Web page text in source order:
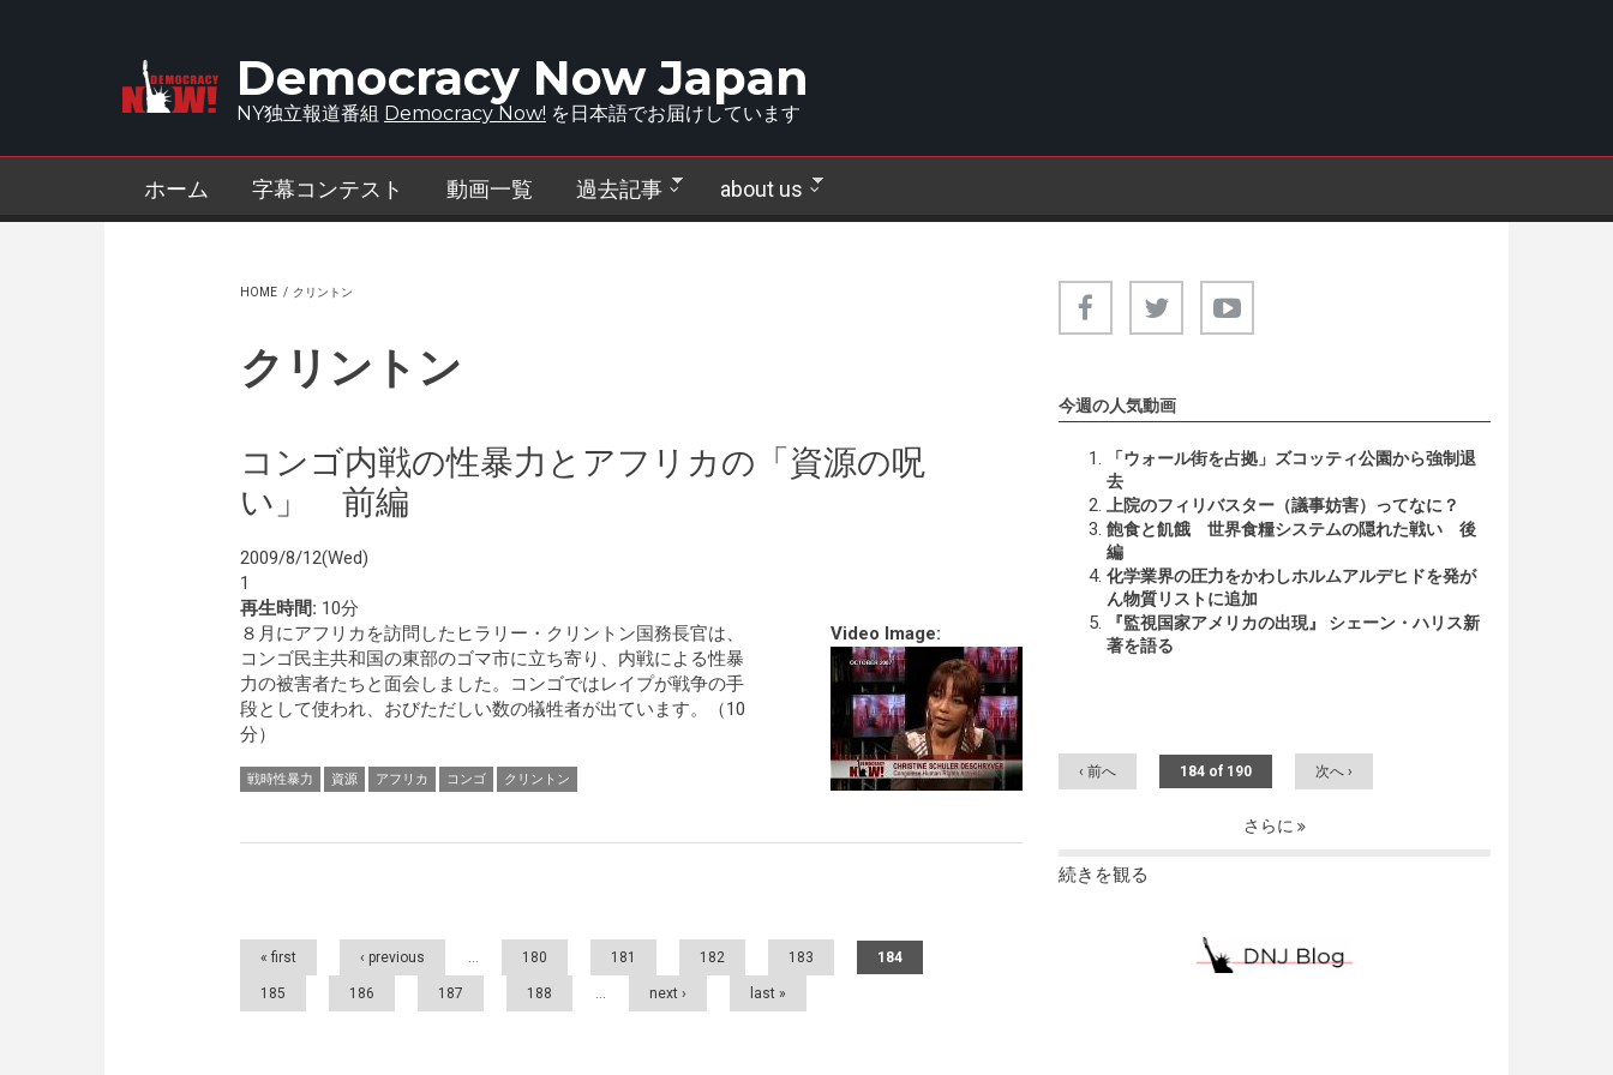
Democracy Now Japan
NY独立報道番組 Democracy Now! を日本語でお届けしています
ホーム 字幕コンテスト 動画一覧 過去記事 about us
HOME / クリントン
クリントン
コンゴ内戦の性暴力とアフリカの「資源の呪
い」 前編
2009/8/12(Wed)
1
再生時間: 10分
Video Image:
８月にアフリカを訪問したヒラリー・クリントン国務長官は、
コンゴ民主共和国の東部のゴマ市に立ち寄り、内戦による性暴
力の被害者たちと面会しました。コンゴではレイプが戦争の手
段として使われ、おびただしい数の犠牲者が出ています。（10
分）
戦時性暴力 資源 アフリカ コンゴ クリントン
Pages
« first ‹ previous … 180 181 182 183 184
185 186 187 188 … next › last »
今週の人気動画
「ウォール街を占拠」ズコッティ公園から強制退
去
上院のフィリバスター（議事妨害）ってなに？
飽食と飢餓 世界食糧システムの隠れた戦い 後
編
化学業界の圧力をかわしホルムアルデヒドを発が
ん物質リストに追加
『監視国家アメリカの出現』 シェーン・ハリス新
著を語る
‹ 前へ 184 of 190 次へ ›
さらに
続きを観る